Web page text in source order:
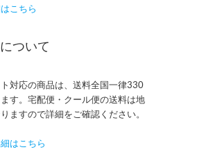
こちら
ついて
対応の商品は、送料全国一律330
す。宅配便・クール便の送料は地
ますので詳細をご確認ください。
はこちら